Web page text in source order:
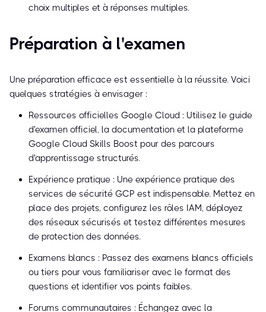
choix multiples et à réponses multiples.
Préparation à l'examen
Une préparation efficace est essentielle à la réussite. Voici
quelques stratégies à envisager :
Ressources officielles Google Cloud : Utilisez le guide
d'examen officiel, la documentation et la plateforme
Google Cloud Skills Boost pour des parcours
d'apprentissage structurés.
Expérience pratique : Une expérience pratique des
services de sécurité GCP est indispensable. Mettez en
place des projets, configurez les rôles IAM, déployez
des réseaux sécurisés et testez différentes mesures
de protection des données.
Examens blancs : Passez des examens blancs officiels
ou tiers pour vous familiariser avec le format des
questions et identifier vos points faibles.
Forums communautaires : Échangez avec la